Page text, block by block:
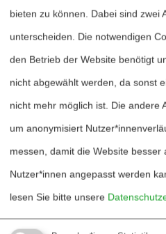
Nach Veröffentlichung
wurde versucht die
zuzuweisen. Eine
an wenig glaubwürdig
Dokumente, dass
wurde.
US-Oberbefehlshaber
Verhöre
Die US-Zeitung
bieten zu können. Dabei sind zwei
unterscheiden. Die notwendigen
den Betrieb der Website benötigt
nicht abgewählt werden, da sonst
nicht mehr möglich ist. Die andere
um anonymisiert
messen, damit die Website
Nutzer*innen angepasst werden
lesen Sie bitte unsere